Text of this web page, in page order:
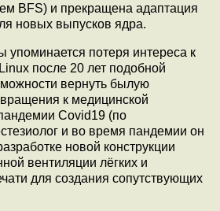
BFS) и прекращена адаптация
новых выпусков ядра.
упоминается потеря интереса к
после 20 лет подобной
вернуть былую
к медицинской
Covid19 (по
и во время пандемии он
новой конструкции
вентиляции лёгких и
для создания сопутствующих